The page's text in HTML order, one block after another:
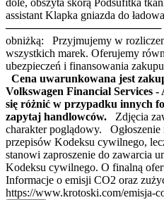
dole, obszyta skórą Podsufitka
assistant Klapka gniazda do
────────────────────
obniżką: Przyjmujemy w
wszystkich marek. Oferujemy
ubezpieczeń i finansowania
Cena uwarunkowana jest
Volkswagen Financial Services
się różnić w przypadku innych
zapytaj handlowców. Zdjęcia
charakter poglądowy.
przepisów Kodeksu cywilnego,
stanowi zaproszenie do zawarcia
Kodeksu cywilnego. O finalną
Informacje o emisji CO2 oraz
https://www.krotoski.com/emisja-